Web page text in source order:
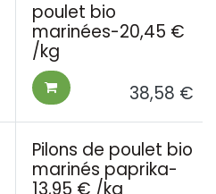
poulet bio
marinées-20,45 €
/kg
38,58 €
Pilons de poulet bio
marinés paprika-